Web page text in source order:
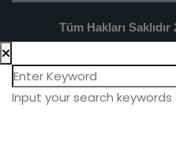
Tüm Hakları
Input your search keywords